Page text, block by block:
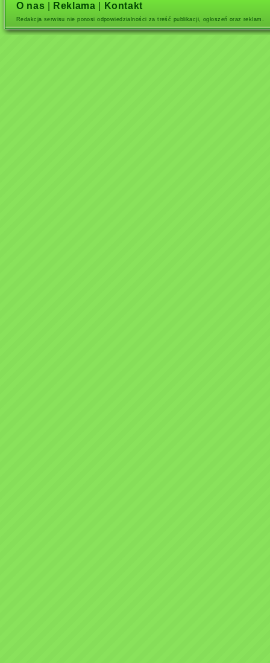
O nas Reklama Kontakt
Redakcja serwisu nie ponosi odpowiedzialności za treść publikacji, ogłoszeń oraz reklam.